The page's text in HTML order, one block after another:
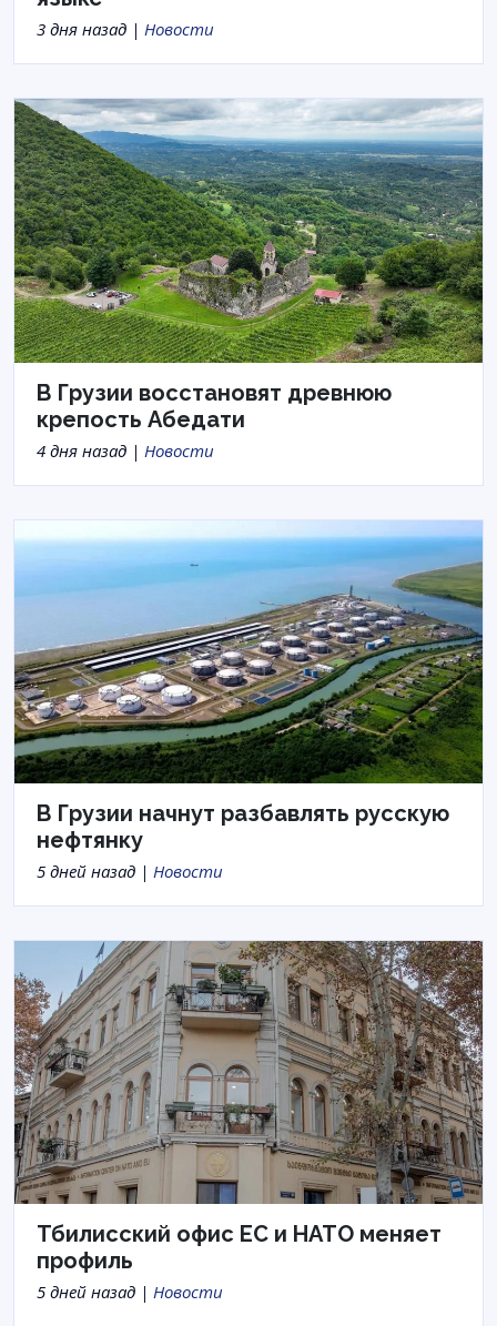
3 дня назад | Новости
В Грузии восстановят древнюю
крепость Абедати
4 дня назад | Новости
В Грузии начнут разбавлять русскую
нефтянку
5 дней назад | Новости
Тбилисский офис ЕС и НАТО меняет
профиль
5 дней назад | Новости